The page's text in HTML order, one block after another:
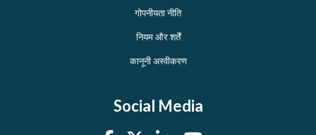
गोपनीयता नीति
नियम और शर्तें
कानूनी अस्वीकरण
Social Media